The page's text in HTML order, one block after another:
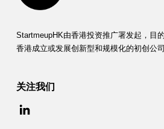
StartmeupHK由香港投资推广署发起，目
香港成立或发展创新型和规模化的初创公司
关注我们